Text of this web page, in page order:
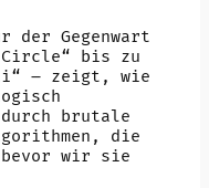
Gegenwart
Circle“ bis zu
– zeigt, wie
brutale
die
bevor wir sie